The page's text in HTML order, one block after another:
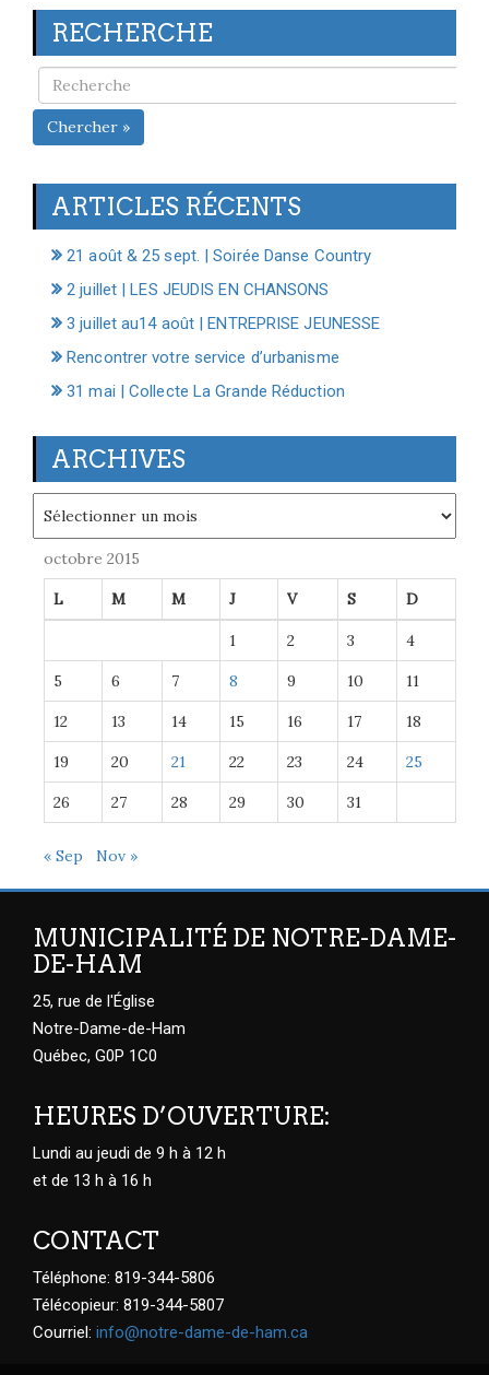
RECHERCHE
Chercher »
ARTICLES RÉCENTS
21 août & 25 sept. | Soirée Danse Country
2 juillet | LES JEUDIS EN CHANSONS
3 juillet au14 août | ENTREPRISE JEUNESSE
Rencontrer votre service d’urbanisme
31 mai | Collecte La Grande Réduction
ARCHIVES
octobre 2015
L M M J V S D
1 2 3 4
5 6 7 8 9 10 11
12 13 14 15 16 17 18
19 20 21 22 23 24 25
26 27 28 29 30 31
« Sep Nov »
MUNICIPALITÉ DE NOTRE-DAME-
DE-HAM
25, rue de l'Église
Notre-Dame-de-Ham
Québec, G0P 1C0
HEURES D’OUVERTURE:
Lundi au jeudi de 9 h à 12 h
et de 13 h à 16 h
CONTACT
Téléphone: 819-344-5806
Télécopieur: 819-344-5807
Courriel: info@notre-dame-de-ham.ca